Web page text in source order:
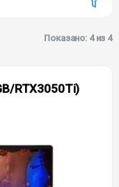
Показано: 4 из 4
RTX3050Ti)